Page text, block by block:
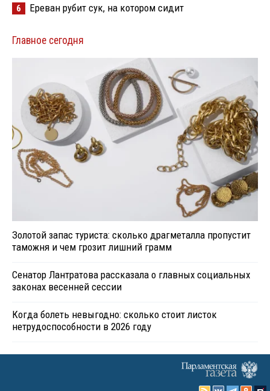
6 Ереван рубит сук, на котором сидит
Главное сегодня
Золотой запас туриста: сколько драгметалла пропустит
таможня и чем грозит лишний грамм
Сенатор Лантратова рассказала о главных социальных
законах весенней сессии
Когда болеть невыгодно: сколько стоит листок
нетрудоспособности в 2026 году